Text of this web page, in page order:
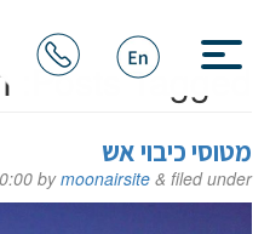
Posts Tagged:
מטוסי כיבוי אש
0:00 bymoonairsite & filed under